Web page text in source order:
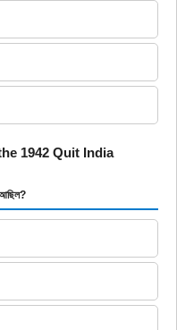
1942 Quit India
আছিল?